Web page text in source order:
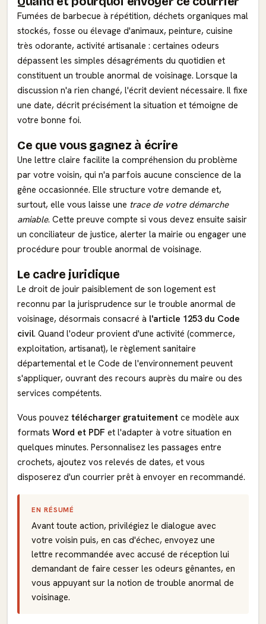
Fumées de barbecue à répétition, déchets organiques mal
stockés, fosse ou élevage d'animaux, peinture, cuisine
très odorante, activité artisanale : certaines odeurs
dépassent les simples désagréments du quotidien et
constituent un trouble anormal de voisinage. Lorsque la
discussion n'a rien changé, l'écrit devient nécessaire. Il fixe
une date, décrit précisément la situation et témoigne de
votre bonne foi.
Ce que vous gagnez à écrire
Une lettre claire facilite la compréhension du problème
par votre voisin, qui n'a parfois aucune conscience de la
gêne occasionnée. Elle structure votre demande et,
surtout, elle vous laisse une trace de votre démarche
amiable. Cette preuve compte si vous devez ensuite saisir
un conciliateur de justice, alerter la mairie ou engager une
procédure pour trouble anormal de voisinage.
Le cadre juridique
Le droit de jouir paisiblement de son logement est
reconnu par la jurisprudence sur le trouble anormal de
voisinage, désormais consacré à l'article 1253 du Code
civil. Quand l'odeur provient d'une activité (commerce,
exploitation, artisanat), le règlement sanitaire
départemental et le Code de l'environnement peuvent
s'appliquer, ouvrant des recours auprès du maire ou des
services compétents.
Vous pouvez télécharger gratuitement ce modèle aux
formats Word et PDF et l'adapter à votre situation en
quelques minutes. Personnalisez les passages entre
crochets, ajoutez vos relevés de dates, et vous
disposerez d'un courrier prêt à envoyer en recommandé.
EN RÉSUMÉ
Avant toute action, privilégiez le dialogue avec
votre voisin puis, en cas d'échec, envoyez une
lettre recommandée avec accusé de réception lui
demandant de faire cesser les odeurs gênantes, en
vous appuyant sur la notion de trouble anormal de
voisinage.